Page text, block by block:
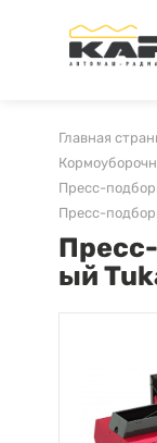
Главная
Пресс-
Пресс-
ый